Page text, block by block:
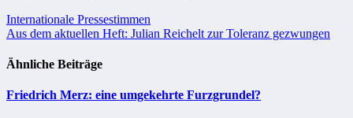
Beitragsnavigation
Internationale Pressestimmen
Aus dem aktuellen Heft: Julian Reichelt zur Toleranz gezwungen
Ähnliche Beiträge
Friedrich Merz: eine umgekehrte Furzgrundel?